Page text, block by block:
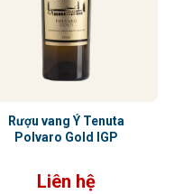
Rượu vang Ý Tenuta
Polvaro Gold IGP
Liên hệ